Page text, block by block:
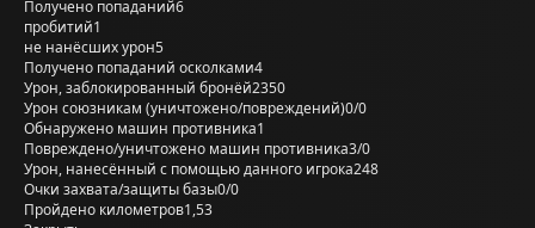
Получено попаданий6
пробитий1
не нанёсших урон5
Получено попаданий осколками4
Урон, заблокированный бронёй2350
Урон союзникам (уничтожено/повреждений)0/0
Обнаружено машин противника1
Повреждено/уничтожено машин противника3/0
Урон, нанесённый с помощью данного игрока248
Очки захвата/защиты базы0/0
Пройдено километров1,53